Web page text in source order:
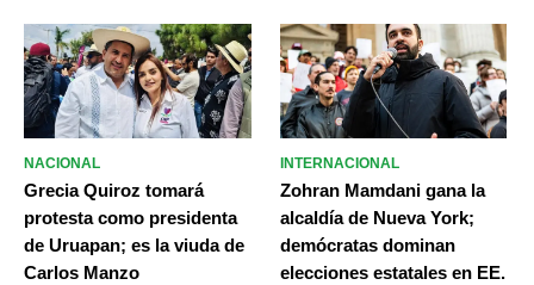
NACIONAL
Grecia Quiroz tomará
protesta como presidenta
de Uruapan; es la viuda de
Carlos Manzo
INTERNACIONAL
Zohran Mamdani gana la
alcaldía de Nueva York;
demócratas dominan
elecciones estatales en EE.